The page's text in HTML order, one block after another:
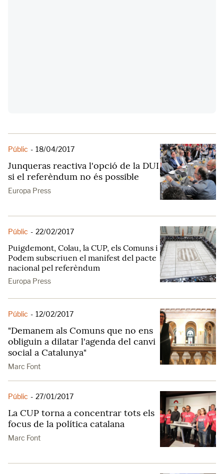
Públic - 18/04/2017
Junqueras reactiva l'opció de la DUI
si el referèndum no és possible
Europa Press
Públic - 22/02/2017
Puigdemont, Colau, la CUP, els Comuns i
Podem subscriuen el manifest del pacte
nacional pel referèndum
Europa Press
Públic - 12/02/2017
"Demanem als Comuns que no ens
obliguin a dilatar l'agenda del canvi
social a Catalunya"
Marc Font
Públic - 27/01/2017
La CUP torna a concentrar tots els
focus de la política catalana
Marc Font